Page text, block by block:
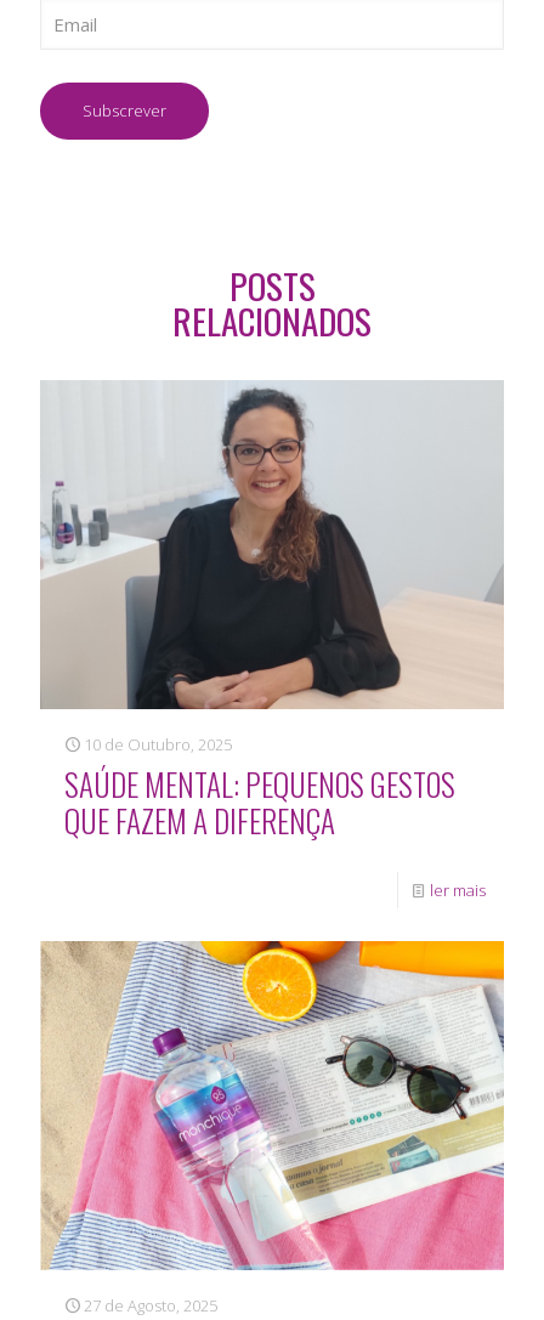
POSTS
RELACIONADOS
10 de Outubro, 2025
SAÚDE MENTAL: PEQUENOS GESTOS
QUE FAZEM A DIFERENÇA
ler mais
27 de Agosto, 2025